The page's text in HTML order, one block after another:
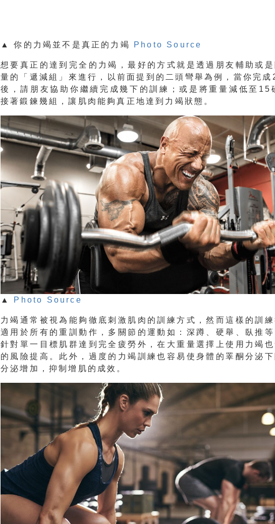
▲ 你的力竭並不是真正的力竭 Photo Source
想要真正的達到完全的力竭，最好的方式就是透過朋友輔助或
量的「遞減組」來進行，以前面提到的二頭彎舉為例，當你完成
後，請朋友協助你繼續完成幾下的訓練；或是將重量減低至15
接著鍛鍊幾組，讓肌肉能夠真正地達到力竭狀態。
▲ Photo Source
力竭通常被視為能夠徹底刺激肌肉的訓練方式，然而這樣的訓
適用於所有的重訓動作，多關節的運動如：深蹲、硬舉、臥推
針對單一目標肌群達到完全疲勞外，在大重量選擇上使用力竭
的風險提高。此外，過度的力竭訓練也容易使身體的睪酮分泌
分泌增加，抑制增肌的成效。